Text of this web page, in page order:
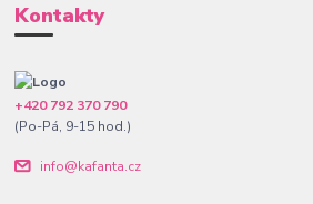
Kontakty
+420 792 370 790
(Po-Pá, 9-15 hod.)
info@kafanta.cz